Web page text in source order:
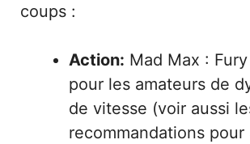
coups :
Action: Mad Max :
pour les amateurs de
de vitesse (voir aussi
recommandations pour